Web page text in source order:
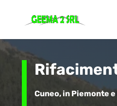
Cuneo, in Piemonte